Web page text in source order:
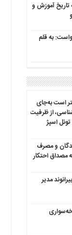
تاریخ آموزش و
به قلم
است به‌جای
از ظرفیت
اسپژ
و مصرف
مصداق احتکار
مدیر